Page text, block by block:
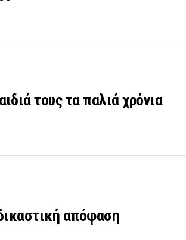
τους τα παλιά χρόνια
απόφαση